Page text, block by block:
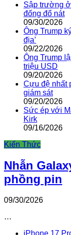
Sập trường
đống đổ nát
09/30/2026
Ông Trump
địa’
09/22/2026
Ông Trump
triệu USD
09/20/2026
Cựu đệ nhất
giám sát
09/20/2026
Sức ép với
Kirk
09/16/2026
Kiến Thức
Nhẫn
phồng pin
09/30/2026
…
iPhone 17